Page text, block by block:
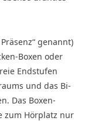
genannt)
Boxen oder
Endstufen
und das Bi-
Das Boxen-
zum Hörplatz nur